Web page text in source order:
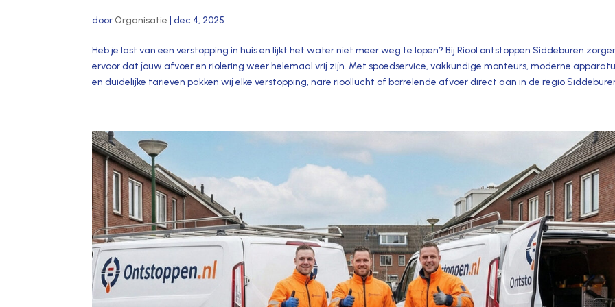
door Organisatie |dec 4, 2025
Heb je last van een verstopping in huis en lijkt het water niet meer weg te lopen? Bij Riool ontstoppen Siddeburen
ervoor dat jouw afvoer en riolering weer helemaal vrij zijn.​ Met spoedservice, vakkundige monteurs, moderne
en duidelijke tarieven pakken wij elke verstopping, nare rioollucht of borrelende afvoer direct aan in de regio